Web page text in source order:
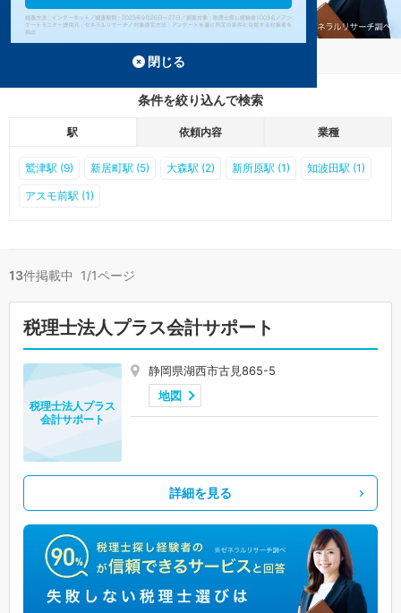
湖西の事務所が13件見つかりました。
条件を絞り込んで検索
駅 依頼内容 業種
鷲津駅 (9) 新居町駅 (5) 大森駅 (2) 新所原駅 (1) 知波田駅 (1)
アスモ前駅 (1)
13件掲載中 1/1ページ
税理士法人プラス会計サポート
静岡県湖西市古見865-5
地図
税理士法人プラス
会計サポート
詳細を見る
閉じる